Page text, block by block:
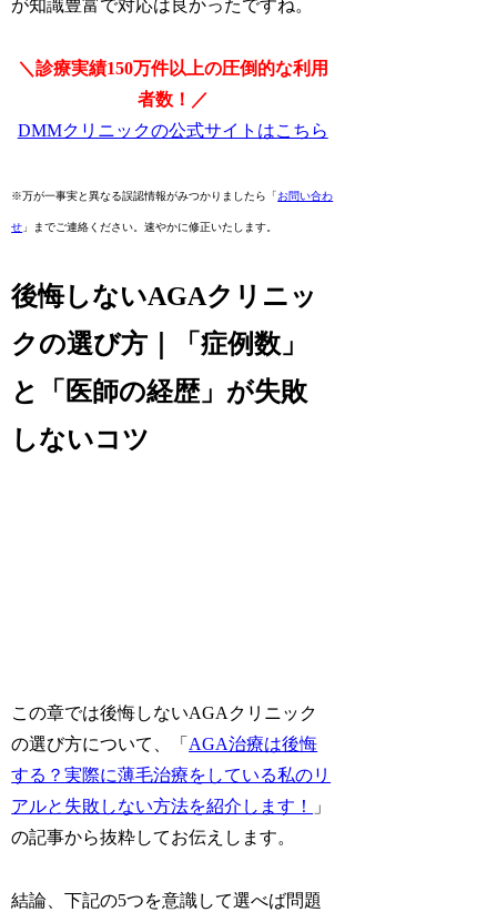
が知識豊富で対応は良かったですね。
＼診療実績150万件以上の圧倒的な利用
者数！／
DMMクリニックの公式サイトはこちら
※万が一事実と異なる誤認情報がみつかりましたら「お問い合わ
せ 」までご連絡ください。速やかに修正いたします。
後悔しないAGAクリニッ
クの選び方｜「症例数」
と「医師の経歴」が失敗
しないコツ
この章では後悔しないAGAクリニック
の選び方について、「AGA治療は後悔
する？実際に薄毛治療をしている私のリ
アルと失敗しない方法を紹介します！
」
の記事から抜粋してお伝えします。
結論、下記の5つを意識して選べば問題